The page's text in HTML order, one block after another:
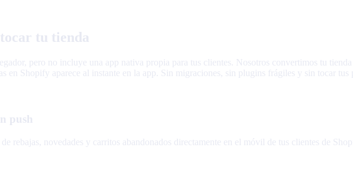
tu tienda
pero no incluye una app nativa propia para tus clientes. Nosotros convertimos tu
en Shopify aparece al instante en la app. Sin migraciones, sin plugins frágiles y sin tocar
push
rebajas, novedades y carritos abandonados directamente en el móvil de tus clientes de